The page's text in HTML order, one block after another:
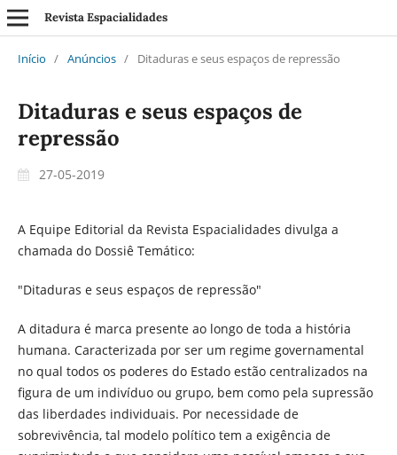
Revista Espacialidades
Início / Anúncios / Ditaduras e seus espaços de repressão
Ditaduras e seus espaços de
repressão
27-05-2019
A Equipe Editorial da Revista Espacialidades divulga a
chamada do Dossiê Temático:
"Ditaduras e seus espaços de repressão"
A ditadura é marca presente ao longo de toda a história
humana. Caracterizada por ser um regime governamental
no qual todos os poderes do Estado estão centralizados na
figura de um indivíduo ou grupo, bem como pela supressão
das liberdades individuais. Por necessidade de
sobrevivência, tal modelo político tem a exigência de